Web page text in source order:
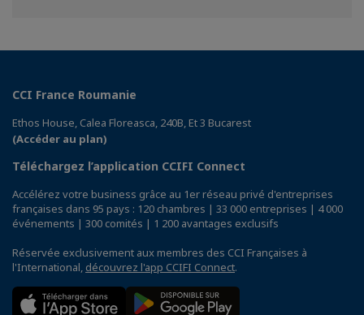
CCI France Roumanie
Ethos House, Calea Floreasca, 240B, Et 3 Bucarest
(Accéder au plan)
Téléchargez l’application CCIFI Connect
Accélérez votre business grâce au 1er réseau privé d'entreprises
françaises dans 95 pays : 120 chambres | 33 000 entreprises | 4 000
événements | 300 comités | 1 200 avantages exclusifs
Réservée exclusivement aux membres des CCI Françaises à
l'International, découvrez l'app CCIFI Connect.